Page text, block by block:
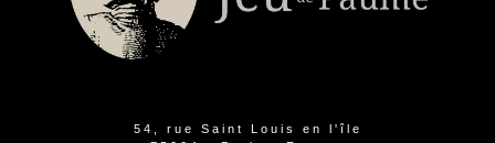
54, rue Saint Louis en l'île